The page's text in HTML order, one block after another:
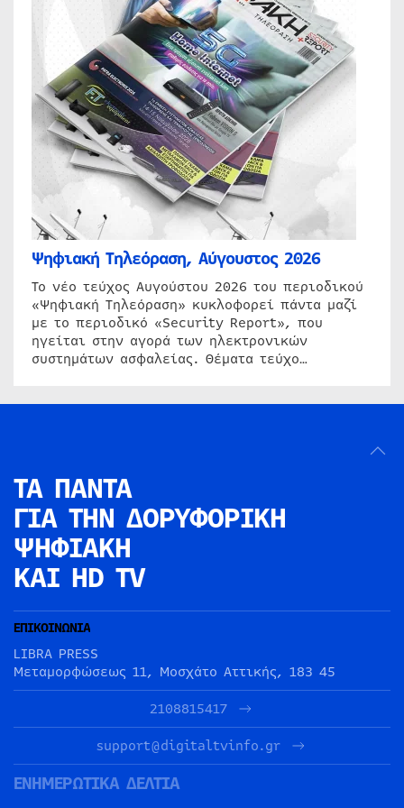
Ψηφιακή Τηλεόραση, Αύγουστος 2026
Το νέο τεύχος Αυγούστου 2026 του περιοδικού
«Ψηφιακή Τηλεόραση» κυκλοφορεί πάντα μαζί
με το περιοδικό «Security Report», που
ηγείται στην αγορά των ηλεκτρονικών
συστημάτων ασφαλείας. Θέματα τεύχο…
ΤΑ ΠΑΝΤΑ
ΓΙΑ ΤΗΝ ΔΟΡΥΦΟΡΙΚΗ
ΨΗΦΙΑΚΗ
ΚΑΙ HD TV
ΕΠΙΚΟΙΝΩΝΙΑ
LIBRA PRESS
Μεταμορφώσεως 11, Μοσχάτο Αττικής, 183 45
2108815417
support@digitaltvinfo.gr
ΕΝΗΜΕΡΩΤΙΚΑ ΔΕΛΤΙΑ